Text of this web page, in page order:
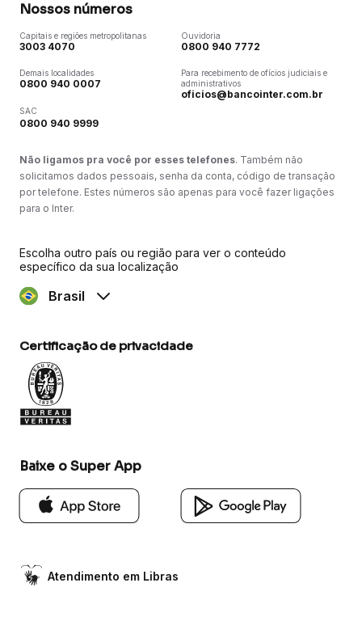
Nossos números
Capitais e regiões metropolitanas
3003 4070
Demais localidades
0800 940 0007
SAC
0800 940 9999
Ouvidoria
0800 940 7772
Para recebimento de ofícios judiciais e
administrativos
oficios@bancointer.com.br
Não ligamos pra você por esses telefones. Também não
solicitamos dados pessoais, senha da conta, código de transação
por telefone. Estes números são apenas para você fazer ligações
para o Inter.
Escolha outro país ou região para ver o conteúdo
específico da sua localização
Brasil
Certificação de privacidade
Baixe o Super App
Atendimento em Libras